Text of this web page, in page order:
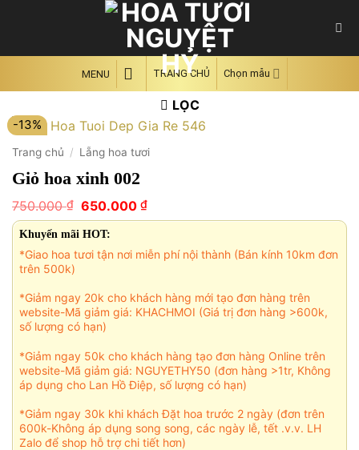
MENU TRANG CHỦ Chọn mẫu
LỌC
-13%
Trang chủ / Lẵng hoa tươi
Giỏ hoa xinh 002
750.000₫ Giá
gốc
là:
750.000 ₫.
650.000 ₫Giá
hiện
650.000 ₫.
Khuyến mãi HOT:
*Giao hoa tươi tận nơi miễn phí nội thành (Bán kính 10km đơn
trên 500k)
*Giảm ngay 20k cho khách hàng mới tạo đơn hàng trên
website-Mã giảm giá: KHACHMOI (Giá trị đơn hàng >600k,
số lượng có hạn)
*Giảm ngay 50k cho khách hàng tạo đơn hàng Online trên
website-Mã giảm giá: NGUYETHY50 (đơn hàng >1tr, Không
áp dụng cho Lan Hồ Điệp, số lượng có hạn)
*Giảm ngay 30k khi khách Đặt hoa trước 2 ngày (đơn trên
600k-Không áp dụng song song, các ngày lễ, tết .v.v. LH
Zalo để shop hỗ trợ chi tiết hơn)